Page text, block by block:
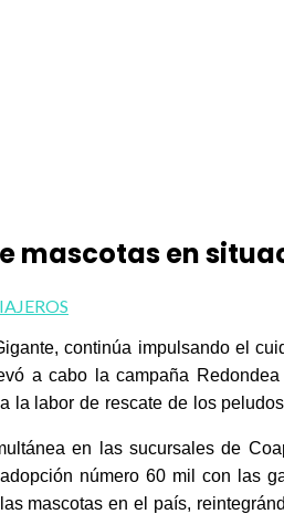
mascotas en
continúa impulsando el
a cabo la campaña
la labor de rescate de los
en las sucursales de
número 60 mil con las
mascotas en el país,